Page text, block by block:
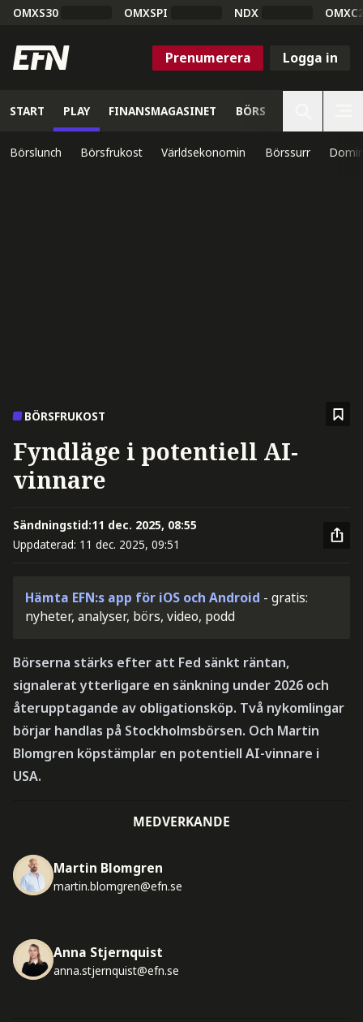
OMXS30 OMXSPI NDX
Prenumerera Logga in
START PLAY FINANSMAGASINET BÖRS
Börslunch Börsfrukost Världsekonomin Börssurr
BÖRSFRUKOST
Fyndläge i potentiell AI-
vinnare
Sändningstid:11 dec. 2025, 08:55
Uppdaterad: 11 dec. 2025, 09:51
Hämta EFN:s app för iOS och Android - gratis:
nyheter, analyser, börs, video, podd
Börserna stärks efter att Fed sänkt räntan,
signalerat ytterligare en sänkning under 2026 och
återupptagande av obligationsköp. Två nykomlingar
börjar handlas på Stockholmsbörsen. Och Martin
Blomgren köpstämplar en potentiell AI-vinnare i
USA.
MEDVERKANDE
Martin Blomgren
martin.blomgren@efn.se
Anna Stjernquist
anna.stjernquist@efn.se